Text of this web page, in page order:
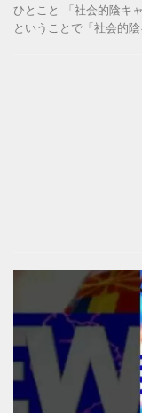
ひとこと 「社会的陰キ
ということで「社会的